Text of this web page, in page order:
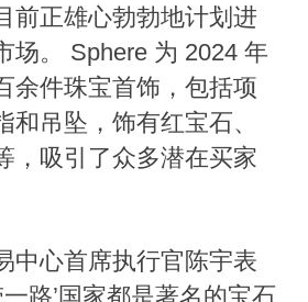
前正雄心勃勃地计划进
场。 Sphere 为 2024 年
余件珠宝首饰，包括项
和吊坠，饰有红宝石、
，吸引了众多潜在买家
中心首席执行官陈宇表
一路’国家都是著名的宝石